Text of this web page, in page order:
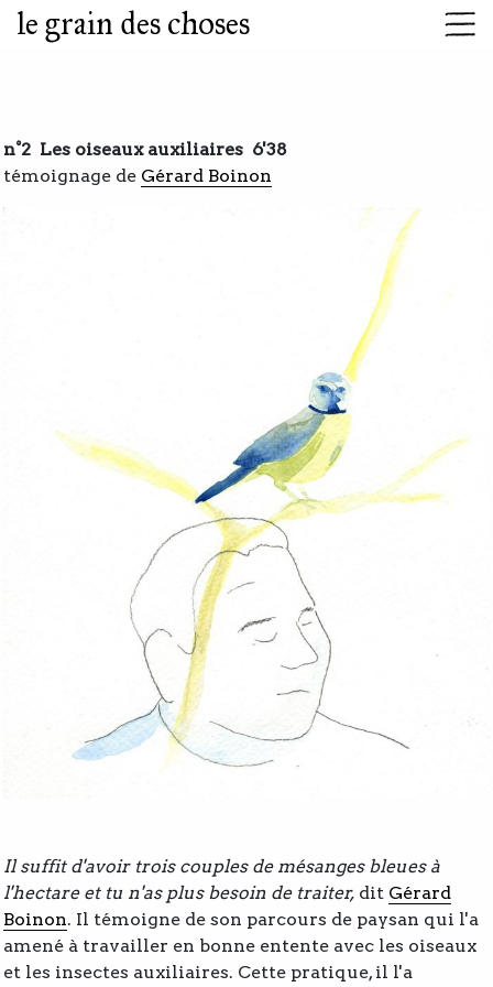
le grain des choses
n°2 Les oiseaux auxiliaires 6'38
témoignage de Gérard Boinon
Il suffit d'avoir trois couples de mésanges bleues à
l'hectare et tu n'as plus besoin de traiter, dit Gérard
Boinon. Il témoigne de son parcours de paysan qui l'a
amené à travailler en bonne entente avec les oiseaux
et les insectes auxiliaires. Cette pratique, il l'a